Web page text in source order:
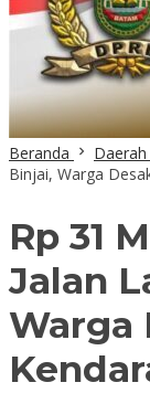
Beranda Daerah
Binjai, Warga
Rp 31
Jalan
Warga